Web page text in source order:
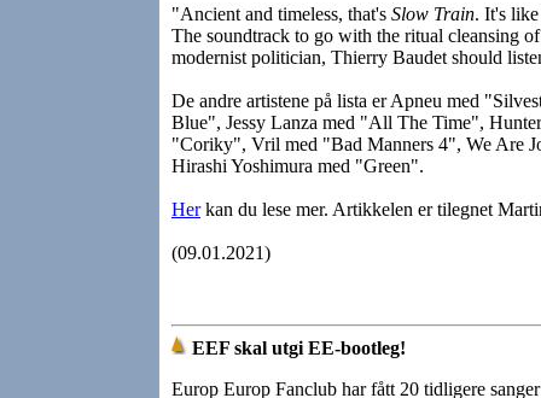
"Ancient and timeless, that's Slow Train. It's
The soundtrack to go with the ritual cleansing
modernist politician, Thierry Baudet should
De andre artistene på lista er Apneu med
Blue", Jessy Lanza med "All The Time",
"Coriky", Vril med "Bad Manners 4", We Are
Hirashi Yoshimura med "Green".
Herkan du lese mer. Artikkelen er tilegnet
(09.01.2021)
EEF skal utgi EE-bootleg!
Europ Europ Fanclub har fått 20 tidligere